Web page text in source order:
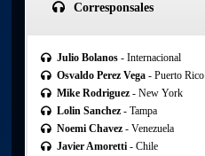
Corresponsales
Julio Bolanos- Internacional
Osvaldo Perez Vega- Puerto Rico
Mike Rodriguez- New York
Lolin Sanchez- Tampa
Noemi Chavez- Venezuela
Javier Amoretti- Chile